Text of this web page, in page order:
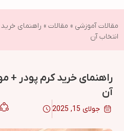
مقالات آموزشی » مقالات » راهنمای
انتخاب آن
راهنمای خرید کرم پودر +
آن
جولای 15, 2025